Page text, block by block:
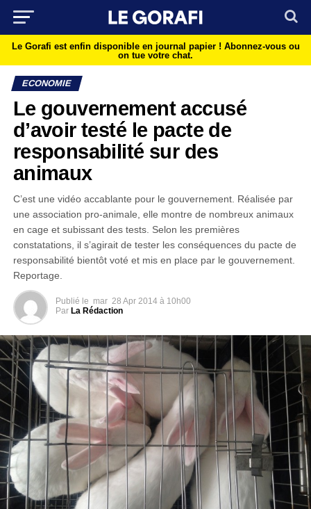
Le Gorafi est enfin disponible en journal papier ! Abonnez-vous ou
on tue votre chat.
ECONOMIE
Le gouvernement accusé
d’avoir testé le pacte de
responsabilité sur des
animaux
C’est une vidéo accablante pour le gouvernement. Réalisée par
une association pro-animale, elle montre de nombreux animaux
en cage et subissant des tests. Selon les premières
constatations, il s’agirait de tester les conséquences du pacte de
responsabilité bientôt voté et mis en place par le gouvernement.
Reportage.
Publié le mar 28 Apr 2014 à 10h00
Par La Rédaction